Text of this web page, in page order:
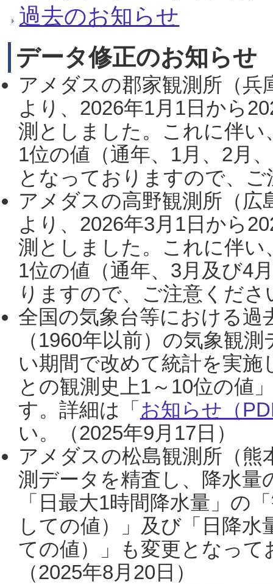
過去のお知らせ
データ修正のお知らせ
アメダスの郡家観測所（
より、2026年1月1日から
測としました。これに伴い
1位の値（通年、1月、2月
となっておりますので、
アメダスの高野観測所（
より、2026年3月1日から
測としました。これに伴い
1位の値（通年、3月及び4
りますので、ご注意くだ
全国の気象台等における過
（1960年以前）の気象観
い期間で改めて統計を実
との観測史上1～10位の値
す。詳細は「 お知らせ（
い。（2025年9月17日）
アメダスの松島観測所（熊
測データを精査し、降水
「日最大1時間降水量」の
しての値）」及び「日降
ての値）」も変更となっ
（2025年8月20日）